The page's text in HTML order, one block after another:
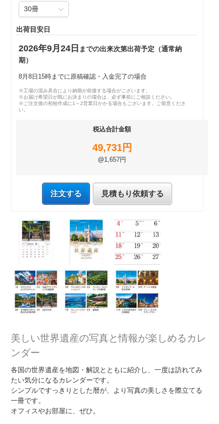
出荷目安日
2026年9月24日 までの出来次第出荷予定（通常納
期）
8月8日15時までに原稿確認・入金完了の場合
※工場の混み具合により納期が前後する場合がございます。
※お届け希望日が既にお決まりの場合は、必ず事前にご相談ください。
※ご注文後の初校作成に1～2営業日かかる場合もございます。ご留意くださ
い。
税込合計金額
49,731円
@1,657円
注文する 見積もり依頼する
美しい世界遺産の写真と情報が楽しめるカレ
ンダー
各国の世界遺産を地図・解説とともに紹介し、一度は訪れてみ
たい気分になるカレンダーです。
シンプルですっきりとした暦が、より写真の美しさを際立てる
一冊です。
オフィスやお部屋に、ぜひ。